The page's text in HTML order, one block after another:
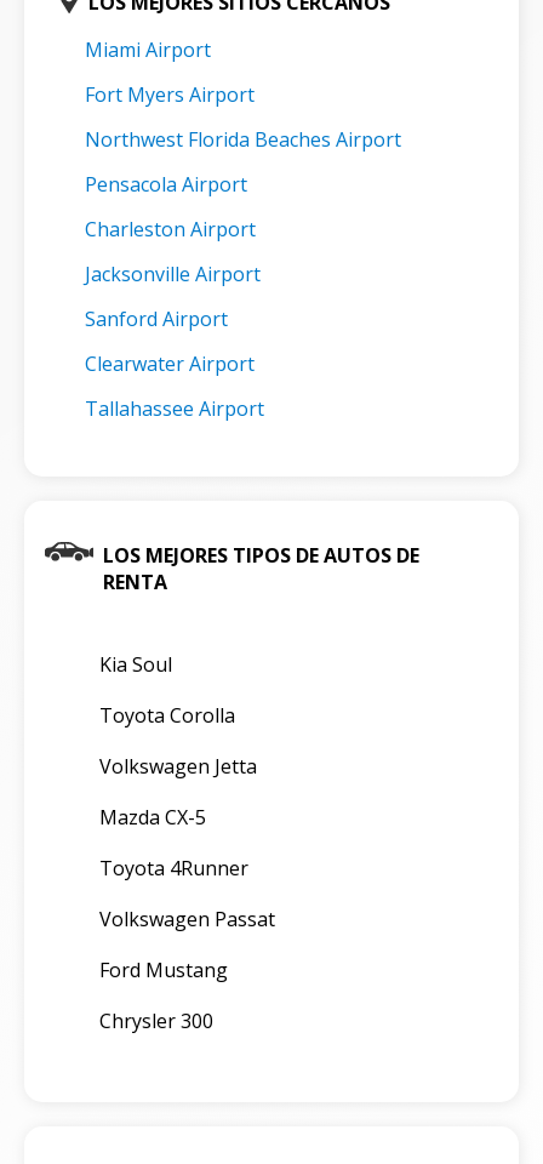
Miami Airport
Fort Myers Airport
Northwest Florida Beaches Airport
Pensacola Airport
Charleston Airport
Jacksonville Airport
Sanford Airport
Clearwater Airport
Tallahassee Airport
LOS MEJORES TIPOS DE AUTOS DE
RENTA
Kia Soul
Toyota Corolla
Volkswagen Jetta
Mazda CX-5
Toyota 4Runner
Volkswagen Passat
Ford Mustang
Chrysler 300